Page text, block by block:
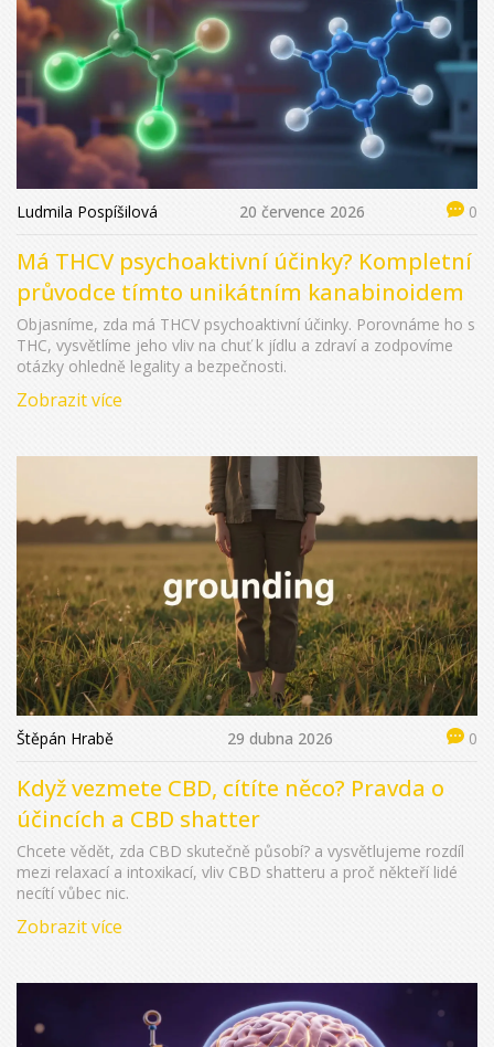
Ludmila Pospíšilová 20 července 2026 0
Má THCV psychoaktivní účinky? Kompletní
průvodce tímto unikátním kanabinoidem
Objasníme, zda má THCV psychoaktivní účinky. Porovnáme ho s
THC, vysvětlíme jeho vliv na chuť k jídlu a zdraví a zodpovíme
otázky ohledně legality a bezpečnosti.
Zobrazit více
Štěpán Hrabě 29 dubna 2026 0
Když vezmete CBD, cítíte něco? Pravda o
účincích a CBD shatter
Chcete vědět, zda CBD skutečně působí? a vysvětlujeme rozdíl
mezi relaxací a intoxikací, vliv CBD shatteru a proč někteří lidé
necítí vůbec nic.
Zobrazit více